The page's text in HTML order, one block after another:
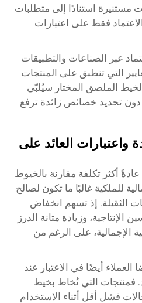
مستنيرة استنادًا إلى متطلبات
فقط على اعتبارات
عبر الصناعات والتطبيقات
التي تنطبق على المنتجات
الملصق المختار سيُلبّي
دون تحديد خصائص زائدة ترفع
واعتبارات العائد على
أكثر تكلفة مقارنة بالخيوط
للملكية غالبًا ما تكون لصالح
الثقيلة. إذ تسهم انخفاض
وزيادة متانة الدرز
الإجمالية، على الرغم من
أيضًا في الاعتبار عند
فمنتجات التي تُخاط بخيط
فشل أقل أثناء الاستخدام